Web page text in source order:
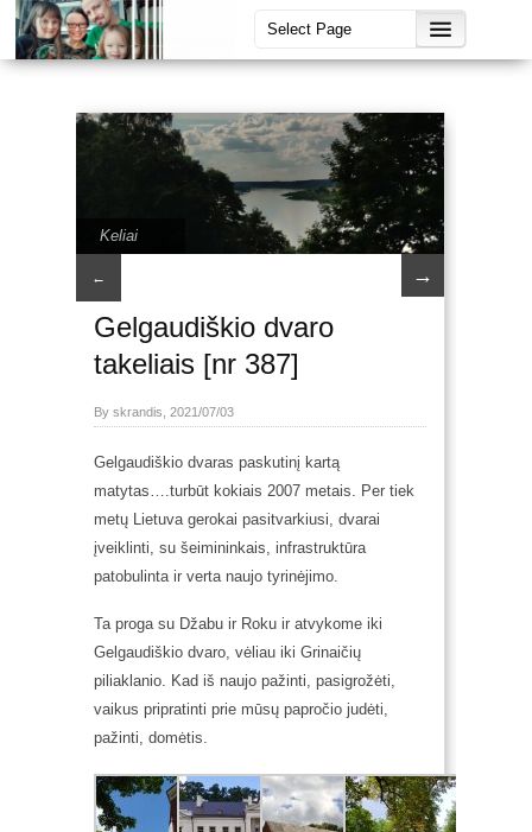
Keliai
← →
Gelgaudiškio dvaro
takeliais [nr 387]
By skrandis, 2021/07/03
Gelgaudiškio dvaras paskutinį kartą
matytas….turbūt kokiais 2007 metais. Per tiek
metų Lietuva gerokai pasitvarkiusi, dvarai
įveiklinti, su šeimininkais, infrastruktūra
patobulinta ir verta naujo tyrinėjimo.
Ta proga su Džabu ir Roku ir atvykome iki
Gelgaudiškio dvaro, vėliau iki Grinaičių
piliaklanio. Kad iš naujo pažinti, pasigrožėti,
vaikus pripratinti prie mūsų papročio judėti,
pažinti, domėtis.